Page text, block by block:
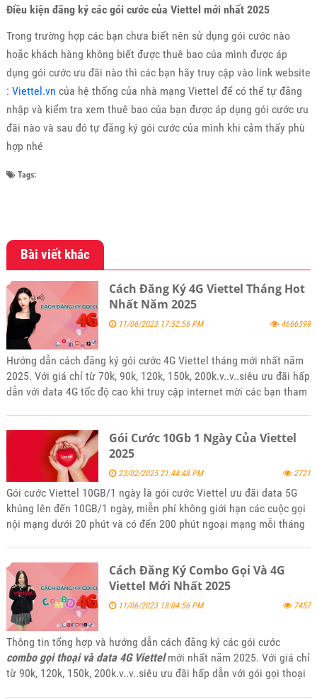
Điều kiện đăng ký các gói cước của Viettel mới nhất 2025
Trong trường hợp các bạn chưa biết nên sử dụng gói cước nào
hoặc khách hàng không biết được thuê bao của mình được áp
dụng gói cước ưu đãi nào thì các bạn hãy truy cập vào link website
: Viettel.vn của hệ thống của nhà mạng Viettel để có thể tự đăng
nhập và kiểm tra xem thuê bao của bạn được áp dụng gói cước ưu
đãi nào và sau đó tự đăng ký gói cước của mình khi cảm thấy phù
hợp nhé
Tags:
Bài viết khác
Cách Đăng Ký 4G Viettel Tháng Hot
Nhất Năm 2025
11/06/2023 17:52:56 PM 4666399
Hướng dẫn cách đăng ký gói cước 4G Viettel tháng mới nhất năm
2025. Với giá chỉ từ 70k, 90k, 120k, 150k, 200k.v..v..siêu ưu đãi hấp
dẫn với data 4G tốc độ cao khi truy cập internet mời các bạn tham
Gói Cước 10Gb 1 Ngày Của Viettel
2025
23/02/2025 21:44:48 PM 2721
Gói cước Viettel 10GB/1 ngày là gói cước Viettel ưu đãi data 5G
khủng lên đến 10GB/1 ngày, miễn phí không giới hạn các cuộc gọi
nội mạng dưới 20 phút và có đến 200 phút ngoại mạng mỗi tháng
5gsimviettel.com.
Cách Đăng Ký Combo Gọi Và 4G
Viettel Mới Nhất 2025
11/06/2023 18:04:56 PM 7457
Thông tin tổng hợp và hướng dẫn cách đăng ký các gói cước
combo gọi thoại và data 4G Viettelmới nhất năm 2025. Với giá chỉ
từ 90k, 120k, 150k, 200k.v..v..siêu ưu đãi hấp dẫn với gói gọi thoại